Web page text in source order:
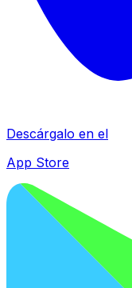
Descárgalo en el
App Store